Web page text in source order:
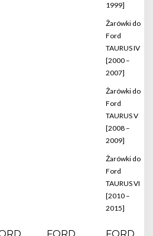
1999]
Żarówki do
Ford
TAURUS IV
[2000 –
2007]
Żarówki do
Ford
TAURUS V
[2008 –
2009]
Żarówki do
Ford
TAURUS VI
[2010 –
2015]